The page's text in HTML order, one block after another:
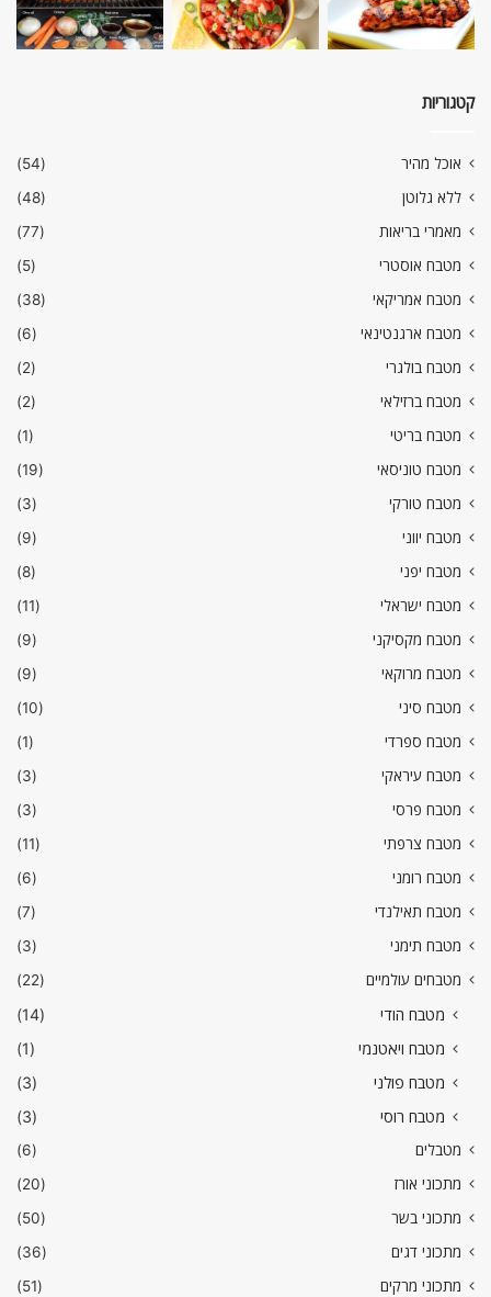
קטגוריות
אוכל מהיר
(54)
ללא גלוטן
(48)
מאמרי בריאות
(77)
מטבח אוסטרי
(5)
מטבח אמריקאי
(38)
מטבח ארגנטינאי
(6)
מטבח בולגרי
(2)
מטבח ברזילאי
(2)
מטבח בריטי
(1)
מטבח טוניסאי
(19)
מטבח טורקי
(3)
מטבח יווני
(9)
מטבח יפני
(8)
מטבח ישראלי
(11)
מטבח מקסיקני
(9)
מטבח מרוקאי
(9)
מטבח סיני
(10)
מטבח ספרדי
(1)
מטבח עיראקי
(3)
מטבח פרסי
(3)
מטבח צרפתי
(11)
מטבח רומני
(6)
מטבח תאילנדי
(7)
מטבח תימני
(3)
מטבחים עולמיים
(22)
מטבח הודי
(14)
מטבח ויאטנמי
(1)
מטבח פולני
(3)
מטבח רוסי
(3)
מטבלים
(6)
מתכוני אורז
(20)
מתכוני בשר
(50)
מתכוני דגים
(36)
מתכוני מרקים
(51)